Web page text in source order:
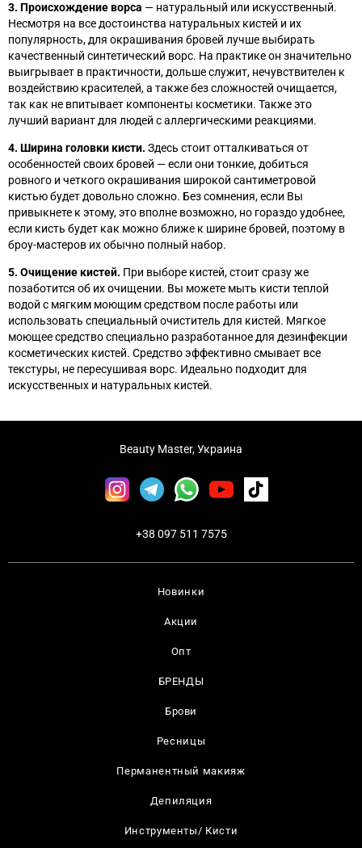
3. Происхождение ворса — натуральный или искусственный.
Несмотря на все достоинства натуральных кистей и их
популярность, для окрашивания бровей лучше выбирать
качественный синтетический ворс. На практике он значительно
выигрывает в практичности, дольше служит, нечувствителен к
воздействию красителей, а также без сложностей очищается,
так как не впитывает компоненты косметики. Также это
лучший вариант для людей с аллергическими реакциями.
4. Ширина головки кисти. Здесь стоит отталкиваться от
особенностей своих бровей —если они тонкие, добиться
ровного и четкого окрашивания широкой сантиметровой
кистью будет довольно сложно. Без сомнения, если Вы
привыкнете к этому, это вполне возможно, но гораздо удобнее,
если кисть будет как можно ближе к ширине бровей, поэтому в
броу-мастеров их обычно полный набор.
5. Очищение кистей. При выборе кистей, стоит сразу же
позаботится об их очищении. Вы можете мыть кисти теплой
водой с мягким моющим средством после работы или
использовать специальный очиститель для кистей. Мягкое
моющее средство специально разработанное для дезинфекции
косметических кистей. Средство эффективно смывает все
текстуры, не пересушивая ворс. Идеально подходит для
искусственных и натуральных кистей.
Новинки
Акции
Опт
БРЕНДЫ
Брови
Ресницы
Перманентный макияж
Депиляция
Инструменты/ Кисти
Beauty Master, Украина
+38 097 511 7575